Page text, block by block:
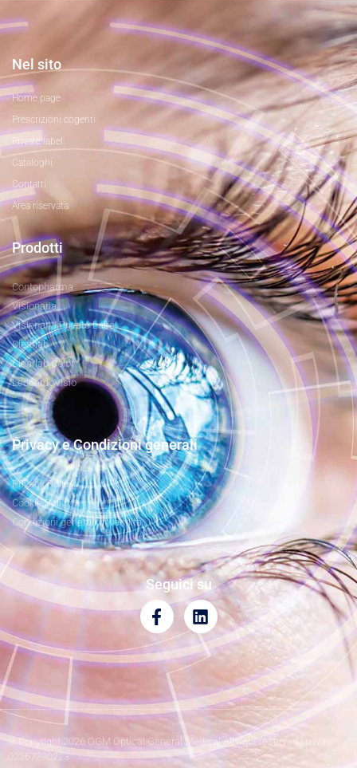
Nel sito
Home page
Prescrizioni cogenti
Private label
Cataloghi
Contatti
Area riservata
Prodotti
Contopharma
Visionaria
Visionaria Private Label
Clearlab
Clearlab Color
LeonardoVisio
Privacy e Condizioni generali
Privacy Policy
Cookie Policy
Condizioni generali di vendita
Seguici su
® Copyright 2026 OGM Optical General Medical All right reserved | p.iva:
02267390223